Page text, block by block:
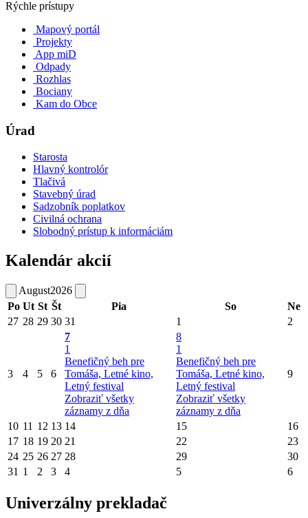
Rýchle prístupy
Mapový portál
Projekty
App miD
Odpady
Rozhlas
Bociany
Kam do Obce
Úrad
Starosta
Hlavný kontrolór
Tlačivá
Stavebný úrad
Sadzobník poplatkov
Civilná ochrana
Slobodný prístup k informáciám
Kalendár akcií
August2026
Po Ut St Št Pia So
Ne
27 28 29 30 31 1 2
3 4 5 6
7
1
Benefičný beh pre
Tomáša, Letné kino,
Letný festival
Zobraziť všetky
záznamy z dňa
8
1
Benefičný beh pre
Tomáša, Letné kino,
Letný festival
Zobraziť všetky
záznamy z dňa
9
10 11 12 13 14 15
16
17 18 19 20 21 22
23
24 25 26 27 28 29
30
31 1 2 3 4 5 6
Univerzálny prekladač